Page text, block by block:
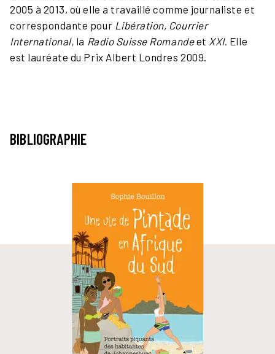
2005 à 2013, où elle a travaillé comme journaliste et
correspondante pour Libération, Courrier
International, la Radio Suisse Romandeet XXI. Elle
est lauréate du Prix Albert Londres 2009.
BIBLIOGRAPHIE